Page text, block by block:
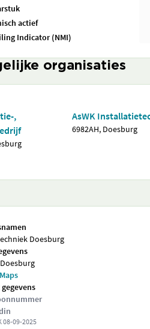
actief
Indicator (NMI)
organisaties
,
AsWK
6982AH, Doesburg
Doesburg
08-09-2025